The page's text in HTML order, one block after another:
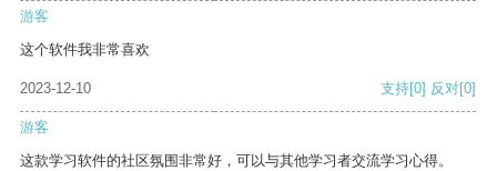
游客
这个软件我非常喜欢
2023-12-10 支持[0] 反对[0]
游客
这款学习软件的社区氛围非常好，可以与其他学习者交流学习心得。